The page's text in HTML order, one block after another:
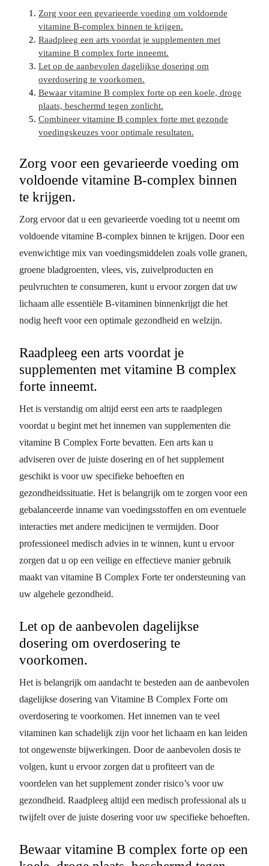
Zorg voor een gevarieerde voeding om voldoende
vitamine B-complex binnen te krijgen.
Raadpleeg een arts voordat je supplementen met
vitamine B complex forte inneemt.
Let op de aanbevolen dagelijkse dosering om
overdosering te voorkomen.
Bewaar vitamine B complex forte op een koele, droge
plaats, beschermd tegen zonlicht.
Combineer vitamine B complex forte met gezonde
voedingskeuzes voor optimale resultaten.
Zorg voor een gevarieerde voeding om
voldoende vitamine B-complex binnen
te krijgen.
Zorg ervoor dat u een gevarieerde voeding tot u neemt om
voldoende vitamine B-complex binnen te krijgen. Door een
evenwichtige mix van voedingsmiddelen zoals volle granen,
groene bladgroenten, vlees, vis, zuivelproducten en
peulvruchten te consumeren, kunt u ervoor zorgen dat uw
lichaam alle essentiële B-vitaminen binnenkrijgt die het
nodig heeft voor een optimale gezondheid en welzijn.
Raadpleeg een arts voordat je
supplementen met vitamine B complex
forte inneemt.
Het is verstandig om altijd eerst een arts te raadplegen
voordat u begint met het innemen van supplementen die
vitamine B Complex Forte bevatten. Een arts kan u
adviseren over de juiste dosering en of het supplement
geschikt is voor uw specifieke behoeften en
gezondheidssituatie. Het is belangrijk om te zorgen voor een
gebalanceerde inname van voedingsstoffen en om eventuele
interacties met andere medicijnen te vermijden. Door
professioneel medisch advies in te winnen, kunt u ervoor
zorgen dat u op een veilige en effectieve manier gebruik
maakt van vitamine B Complex Forte ter ondersteuning van
uw algehele gezondheid.
Let op de aanbevolen dagelijkse
dosering om overdosering te
voorkomen.
Het is belangrijk om aandacht te besteden aan de aanbevolen
dagelijkse dosering van Vitamine B Complex Forte om
overdosering te voorkomen. Het innemen van te veel
vitaminen kan schadelijk zijn voor het lichaam en kan leiden
tot ongewenste bijwerkingen. Door de aanbevolen dosis te
volgen, kunt u ervoor zorgen dat u profiteert van de
voordelen van het supplement zonder risico’s voor uw
gezondheid. Raadpleeg altijd een medisch professional als u
twijfelt over de juiste dosering voor uw specifieke behoeften.
Bewaar vitamine B complex forte op een